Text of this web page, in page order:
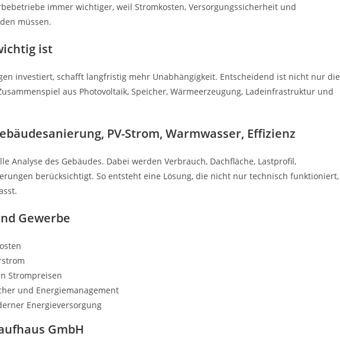
immer wichtiger, weil Stromkosten, Versorgungssicherheit und
müssen.
ist
investiert, schafft langfristig mehr Unabhängigkeit. Entscheidend ist nicht nur die
aus Photovoltaik, Speicher, Wärmeerzeugung, Ladeinfrastruktur und
PV-Strom, Warmwasser, Effizienz
Analyse des Gebäudes. Dabei werden Verbrauch, Dachfläche, Lastprofil,
berücksichtigt. So entsteht eine Lösung, die nicht nur technisch funktioniert,
Gewerbe
Strompreisen
und Energiemanagement
Energieversorgung
GmbH